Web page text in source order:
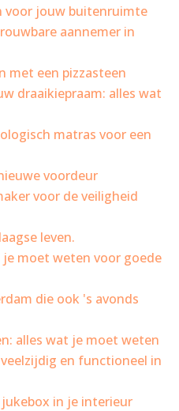
voor jouw buitenruimte
aannemer in
met een pizzasteen
draaikiepraam: alles wat
matras voor een
voordeur
voor de veiligheid
leven.
je moet weten voor goede
die ook 's avonds
alles wat je moet weten
en functioneel in
in je interieur